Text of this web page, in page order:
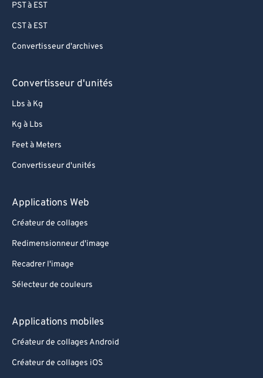
PST à EST
CST à EST
Convertisseur d'archives
Convertisseur d'unités
Lbs à Kg
Kg à Lbs
Feet à Meters
Convertisseur d'unités
Applications Web
Créateur de collages
Redimensionneur d'image
Recadrer l'image
Sélecteur de couleurs
Applications mobiles
Créateur de collages Android
Créateur de collages iOS